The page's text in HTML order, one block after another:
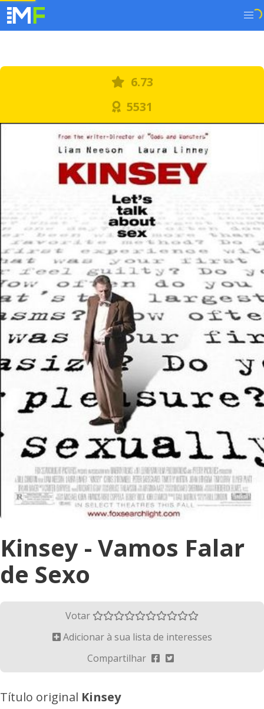
6.73
5531
Kinsey - Vamos Falar
de Sexo
Votar
Adicionar à sua lista de interesses
Compartilhar
Título original Kinsey